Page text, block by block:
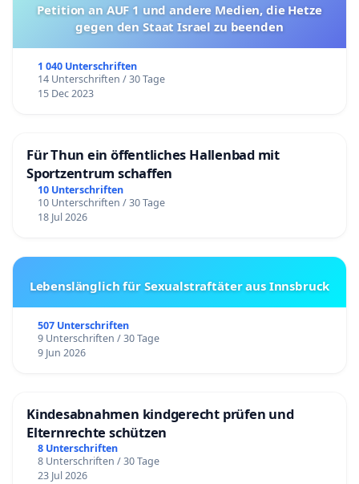
Petition an AUF 1 und andere Medien, die Hetze
gegen den Staat Israel zu beenden
1 040 Unterschriften
14 Unterschriften / 30 Tage
15 Dec 2023
Für Thun ein öffentliches Hallenbad mit
Sportzentrum schaffen
10 Unterschriften
10 Unterschriften / 30 Tage
18 Jul 2026
Lebenslänglich für Sexualstraftäter aus Innsbruck
507 Unterschriften
9 Unterschriften / 30 Tage
9 Jun 2026
Kindesabnahmen kindgerecht prüfen und
Elternrechte schützen
8 Unterschriften
8 Unterschriften / 30 Tage
23 Jul 2026